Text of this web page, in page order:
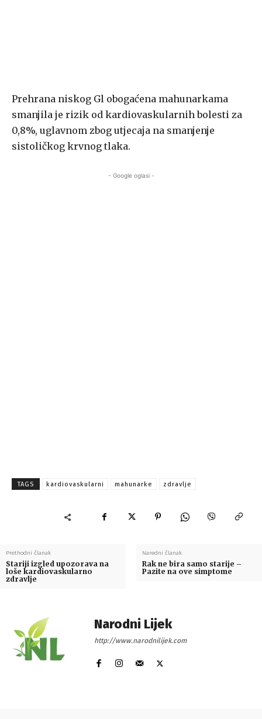
Prehrana niskog Gl obogaćena mahunarkama
smanjila je rizik od kardiovaskularnih bolesti za
0,8%, uglavnom zbog utjecaja na smanjenje
sistoličkog krvnog tlaka.
- Google oglasi -
TAGS kardiovaskularni mahunarke zdravlje
Prethodni članak
Stariji izgled upozorava na
loše kardiovaskularno
zdravlje
Naredni članak
Rak ne bira samo starije –
Pazite na ove simptome
Narodni Lijek
http://www.narodnilijek.com